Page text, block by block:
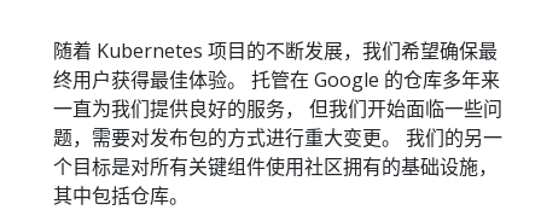
随着 Kubernetes 项目的不断发展，我们希望确保最
终用户获得最佳体验。 托管在 Google 的仓库多年来
一直为我们提供良好的服务， 但我们开始面临一些问
题，需要对发布包的方式进行重大变更。 我们的另一
个目标是对所有关键组件使用社区拥有的基础设施，
其中包括仓库。